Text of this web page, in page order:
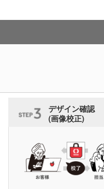
デザイン確認
(画像校正)